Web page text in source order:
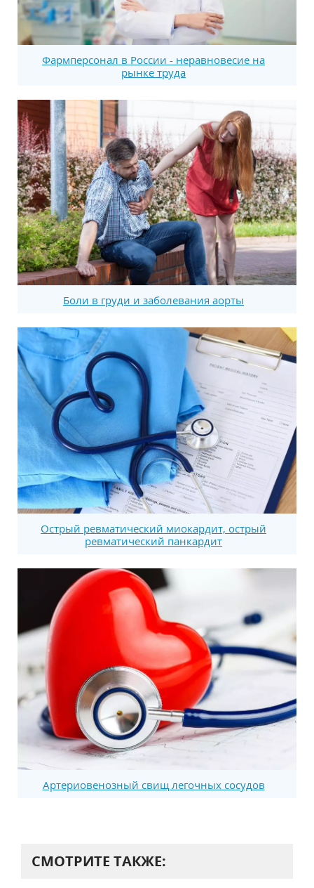
Фармперсонал в России - неравновесие на
рынке труда
Боли в груди и заболевания аорты
Острый ревматический миокардит, острый
ревматический панкардит
Артериовенозный свищ легочных сосудов
СМОТРИТЕ ТАКЖЕ: